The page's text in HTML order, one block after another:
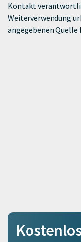
Kontakt
Weiterverwendung
angegebenen Quelle